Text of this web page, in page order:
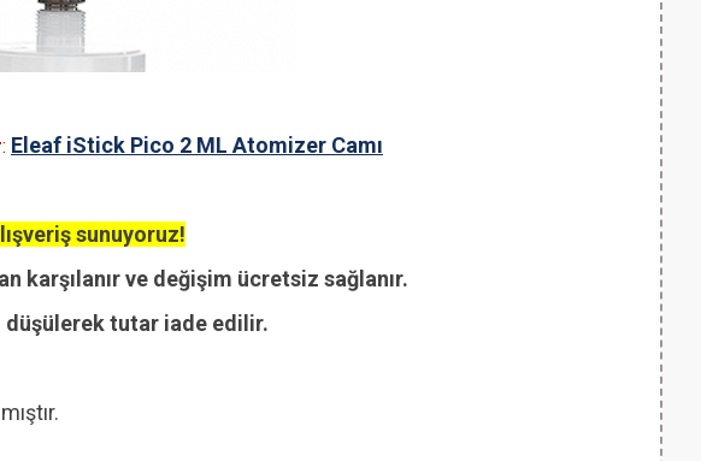
: Eleaf iStick Pico 2 ML Atomizer Camı
sunuyoruz!
karşılanır ve değişim ücretsiz sağlanır.
tutar iade edilir.